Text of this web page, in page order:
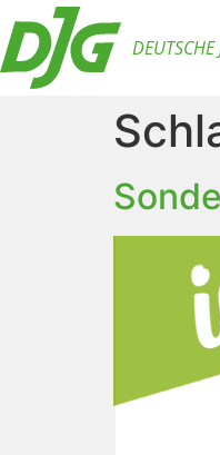
DEUTSCHE